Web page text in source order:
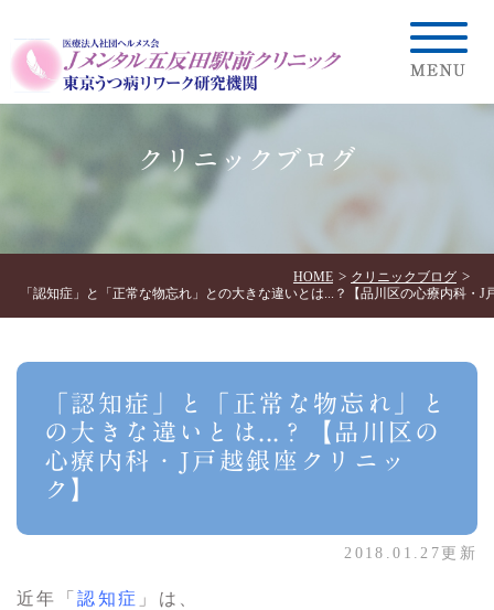
クリニックブログ
HOME
クリニックブログ
「認知症」と「正常な物忘れ」との大きな違いとは...？【品川区の心療内科・J
「認知症」と「正常な物忘れ」と
の大きな違いとは...？【品川区の
心療内科・J戸越銀座クリニッ
ク】
2018.01.27更新
近年「認知症 」は、